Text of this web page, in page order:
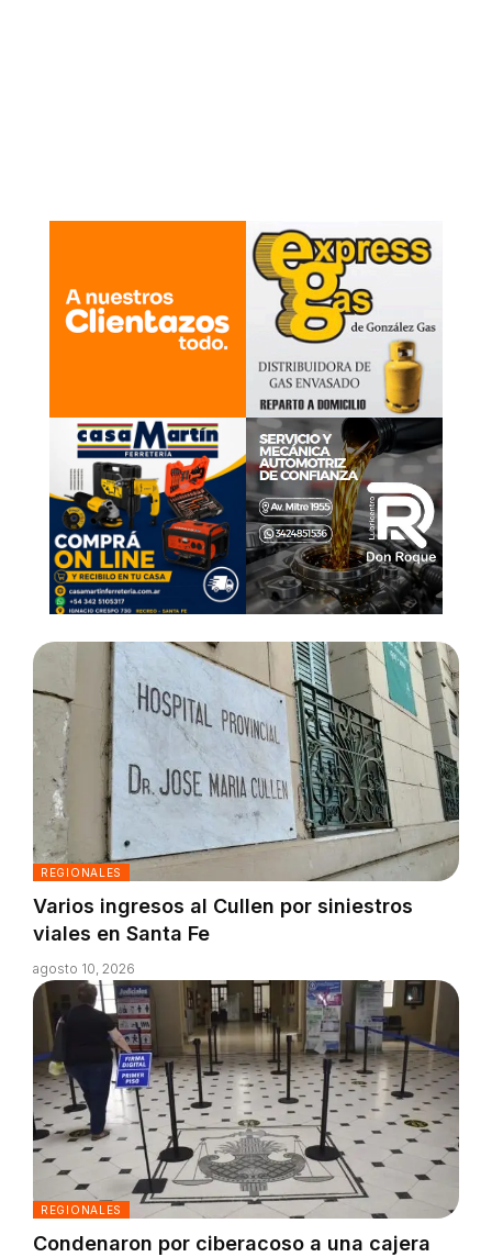
REGIONALES
Varios ingresos al Cullen por siniestros
viales en Santa Fe
agosto 10, 2026
REGIONALES
Condenaron por ciberacoso a una cajera